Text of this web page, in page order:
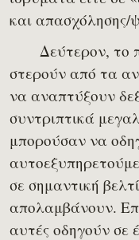
και απασχόλησης/
Δεύτερον, το
στερούν από τα
να αναπτύξουν
συντριπτικά
μπορούσαν να
σε σημαντική
απολαμβάνουν.
αυτές οδηγούν σε